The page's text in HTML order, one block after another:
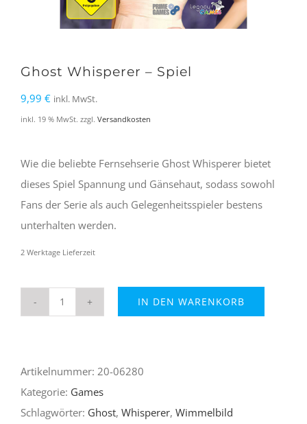
Ghost Whisperer – Spiel
9,99 € inkl. MwSt.
inkl. 19 % MwSt. zzgl. Versandkosten
Wie die beliebte Fernsehserie Ghost Whisperer bietet
dieses Spiel Spannung und Gänsehaut, sodass sowohl
Fans der Serie als auch Gelegenheitsspieler bestens
unterhalten werden.
2 Werktage Lieferzeit
Spiel
Menge
IN DEN WARENKORB
Artikelnummer: 20-06280
Kategorie: Games
Schlagwörter: Ghost, Whisperer, Wimmelbild